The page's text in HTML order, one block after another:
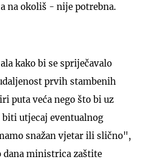
na okoliš - nije potrebna.
kako bi se spriječavalo
prvih stambenih
puta veća nego što bi uz
utjecaj eventualnog
snažan vjetar ili slično",
ministrica zaštite